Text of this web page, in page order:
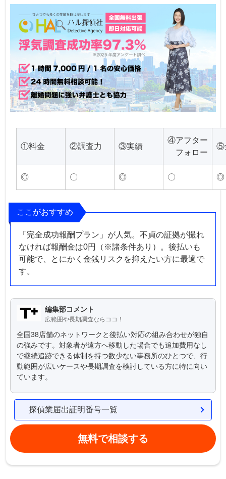
①料金 ②調査力 ③実績
④アフター
フォロー
⑤
◎ 〇 ◎ 〇 ◎
ここがおすすめ
「完全成功報酬プラン」が人気。不貞の証拠が撮れ
なければ報酬金は0円（※諸条件あり）。後払いも
可能で、とにかく金銭リスクを抑えたい方に最適で
す。
編集部コメント
広範囲や長期調査ならココ！
全国38店舗のネットワークと後払い対応の組み合わせが独自
の強みです。対象者が遠方へ移動した場合でも追加費用なし
で継続追跡できる体制を持つ数少ない事務所のひとつで、行
動範囲が広いケースや長期調査を検討している方に特に向い
ています。
探偵業届出証明番号一覧
無料で相談する